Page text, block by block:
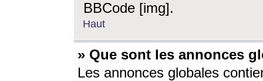
BBCode [img].
Haut
» Que sont les annonces
Les annonces globales